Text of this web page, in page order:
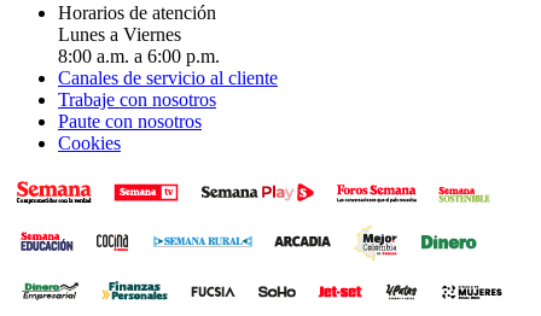
Horarios de atención
Lunes a Viernes
8:00 a.m. a 6:00 p.m.
Canales de servicio al cliente
Trabaje con nosotros
Paute con nosotros
Cookies